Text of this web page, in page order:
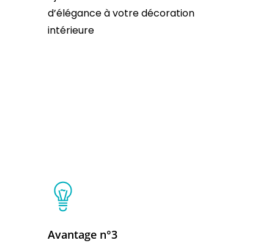
d’élégance à votre décoration
intérieure
Avantage n°3